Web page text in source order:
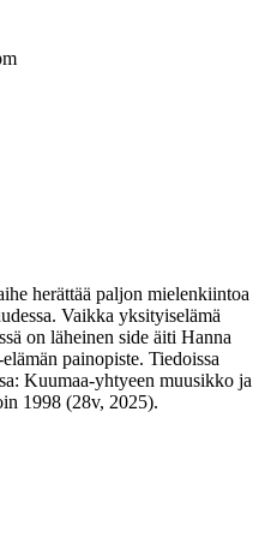
herättää paljon mielenkiintoa
Vaikka yksityiselämä
on läheinen side äiti Hanna
painopiste. Tiedoissa
Kuumaa-yhtyeen muusikko ja
1998 (28v, 2025).